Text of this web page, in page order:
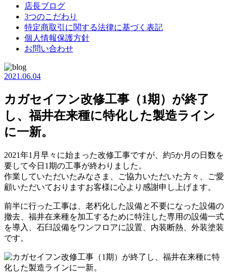
店長ブログ
3つのこだわり
特定商取引に関する法律に基づく表記
個人情報保護方針
お問い合わせ
2021.06.04
カガセイフン改修工事（1期）が終了
し、福井在来種に特化した製造ライン
に一新。
2021年1月早々に始まった改修工事ですが、約5か月の日数を
要して今日1期の工事が終わりました。
作業していただいたみなさま、ご協力いただいた方々、ご愛
顧いただいておりますお客様に心より感謝申し上げます。
前半に行った工事は、老朽化した設備と不要になった設備の
撤去、福井在来種を加工するために特注した専用の設備一式
を導入、石臼設備をワンフロアに設置、内装断熱、外装塗装
です。